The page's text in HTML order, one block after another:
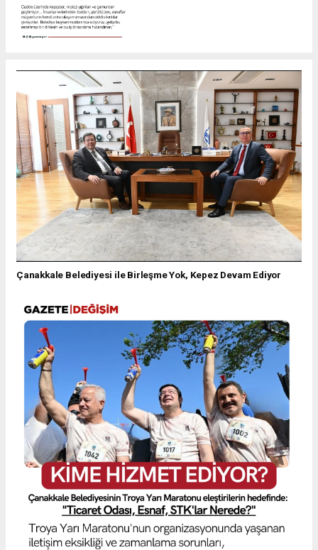
Çanakkale Belediyesi ile Birleşme Yok, Kepez Devam Ediyor